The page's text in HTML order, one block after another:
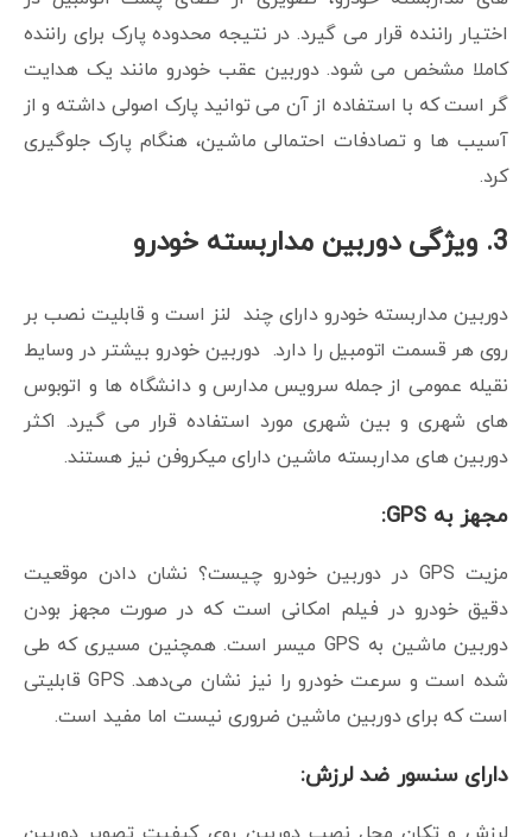
اختیار راننده قرار می گیرد. در نتیجه محدوده پارک برای راننده
کاملا مشخص می شود. دوربین عقب خودرو مانند یک هدایت
گر است که با استفاده از آن می توانید پارک اصولی داشته و از
آسیب ها و تصادفات احتمالی ماشین، هنگام پارک جلوگیری
کرد.
3. ویژگی دوربین مداربسته خودرو
دوربین مداربسته خودرو دارای چند لنز است و قابلیت نصب بر
روی هر قسمت اتومبیل را دارد. دوربین خودرو بیشتر در وسایط
نقیله عمومی از جمله سرویس مدارس و دانشگاه ها و اتوبوس
های شهری و بین شهری مورد استفاده قرار می گیرد. اکثر
دوربین های مداربسته ماشین دارای میکروفن نیز هستند.
مجهز به GPS:
مزیت GPS در دوربین خودرو چیست؟ نشان دادن موقعیت
دقیق خودرو در فیلم امکانی است که در صورت مجهز بودن
دوربین ماشین به GPS میسر است. همچنین مسیری که طی
شده است و سرعت خودرو را نیز نشان می‌دهد. GPS قابلیتی
است که برای دوربین ماشین ضروری نیست اما مفید است.
دارای سنسور ضد لرزش: